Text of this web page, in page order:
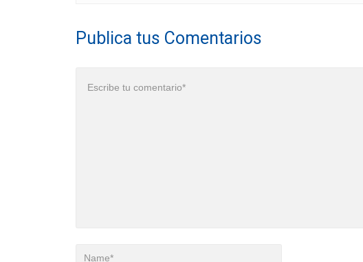
Publica tus Comentarios